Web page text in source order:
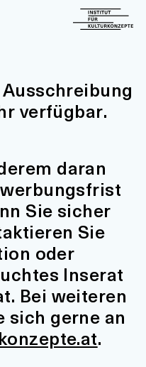
verfügbar.
daran
Sie sicher
Sie
oder
Inserat
Bei weiteren
sich gerne an
.